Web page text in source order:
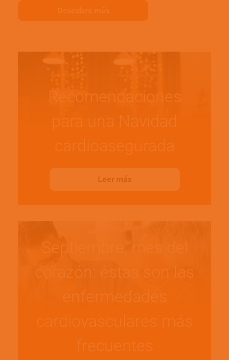
Descubre más
Recomendaciones
para una Navidad
cardioasegurada
Leer más
Septiembre, mes del
corazón: éstas son las
enfermedades
cardiovasculares más
frecuentes